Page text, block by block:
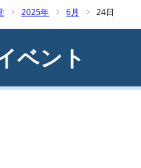
2025年 6月 24日
ベント